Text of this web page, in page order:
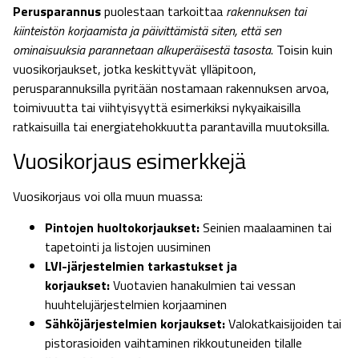
Perusparannuspuolestaan tarkoittaa rakennuksen tai
kiinteistön korjaamista ja päivittämistä siten, että sen
ominaisuuksia parannetaan alkuperäisestä tasosta. Toisin kuin
vuosikorjaukset, jotka keskittyvät ylläpitoon,
perusparannuksilla pyritään nostamaan rakennuksen arvoa,
toimivuutta tai viihtyisyyttä esimerkiksi nykyaikaisilla
ratkaisuilla tai energiatehokkuutta parantavilla muutoksilla.
Vuosikorjaus esimerkkejä
Vuosikorjaus voi olla muun muassa:
Pintojen huoltokorjaukset:Seinien maalaaminen tai
tapetointi ja listojen uusiminen
LVI-järjestelmien tarkastukset ja
korjaukset:Vuotavien hanakulmien tai vessan
huuhtelujärjestelmien korjaaminen
Sähköjärjestelmien korjaukset:Valokatkaisijoiden tai
pistorasioiden vaihtaminen rikkoutuneiden tilalle